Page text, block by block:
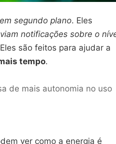
segundo plano. Eles
notificações sobre o
são feitos para ajudar a
tempo.
de mais autonomia no uso
ver como a energia é